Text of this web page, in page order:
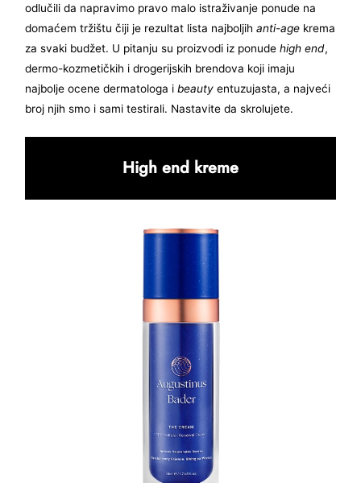
odlučili da napravimo pravo malo istraživanje ponude na
domaćem tržištu čiji je rezultat lista najboljihanti-age krema
za svaki budžet. U pitanju su proizvodi iz ponudehigh end,
dermo-kozmetičkih i drogerijskih brendova koji imaju
najbolje ocene dermatologa ibeauty entuzujasta, a najveći
broj njih smo i sami testirali. Nastavite da skrolujete.
High end kreme